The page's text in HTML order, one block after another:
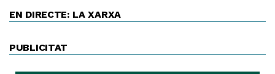
EN DIRECTE: LA XARXA
PUBLICITAT